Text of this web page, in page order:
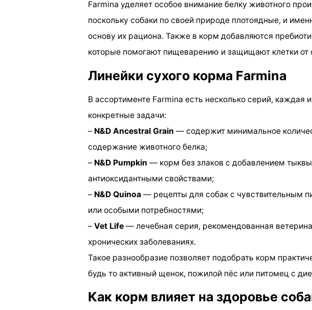
Farmina уделяет особое внимание белку животного
поскольку собаки по своей природе плотоядные, и
основу их рациона. Также в корм добавляются
которые помогают пищеварению и защищают клетки от
Линейки сухого корма Farmina
В ассортименте Farmina есть несколько серий, каждая
конкретные задачи:
– N&D Ancestral Grain — содержит минимальное
содержание животного белка;
– N&D Pumpkin — корм без злаков с добавлением
антиоксидантными свойствами;
– N&D Quinoa — рецепты для собак с чувствительным
или особыми потребностями;
– Vet Life — лечебная серия, рекомендованная
хронических заболеваниях.
Такое разнообразие позволяет подобрать корм
будь то активный щенок, пожилой пёс или питомец с
Как корм влияет на здоровье